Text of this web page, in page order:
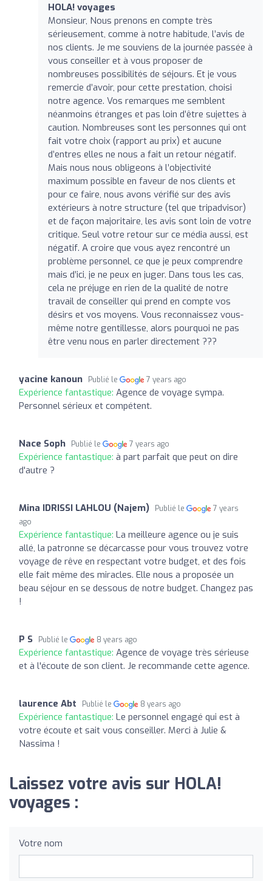
HOLA! voyages
Monsieur, Nous prenons en compte très
sérieusement, comme à notre habitude, l’avis de
nos clients. Je me souviens de la journée passée à
vous conseiller et à vous proposer de
nombreuses possibilités de séjours. Et je vous
remercie d’avoir, pour cette prestation, choisi
notre agence. Vos remarques me semblent
néanmoins étranges et pas loin d’être sujettes à
caution. Nombreuses sont les personnes qui ont
fait votre choix (rapport au prix) et aucune
d’entres elles ne nous a fait un retour négatif.
Mais nous nous obligeons à l’objectivité
maximum possible en faveur de nos clients et
pour ce faire, nous avons vérifié sur des avis
extérieurs à notre structure (tel que tripadvisor)
et de façon majoritaire, les avis sont loin de votre
critique. Seul votre retour sur ce média aussi, est
négatif. A croire que vous ayez rencontré un
problème personnel, ce que je peux comprendre
mais d’ici, je ne peux en juger. Dans tous les cas,
cela ne préjuge en rien de la qualité de notre
travail de conseiller qui prend en compte vos
désirs et vos moyens. Vous reconnaissez vous-
même notre gentillesse, alors pourquoi ne pas
être venu nous en parler directement ???
yacine kanoun Publié le 7 years ago
Expérience fantastique: Agence de voyage sympa.
Personnel sérieux et compétent.
Nace Soph Publié le 7 years ago
Expérience fantastique: à part parfait que peut on dire
d'autre ?
Mina IDRISSI LAHLOU (Najem) Publié le
7 years
ago
Expérience fantastique: La meilleure agence ou je suis
allé, la patronne se décarcasse pour vous trouvez votre
voyage de rêve en respectant votre budget, et des fois
elle fait même des miracles. Elle nous a proposée un
beau séjour en se dessous de notre budget. Changez pas
!
P S Publié le 8 years ago
Expérience fantastique: Agence de voyage très sérieuse
et à l'écoute de son client. Je recommande cette agence.
laurence Abt Publié le 8 years ago
Expérience fantastique: Le personnel engagé qui est à
votre écoute et sait vous conseiller. Merci à Julie &
Nassima !
Laissez votre avis sur HOLA!
voyages :
Votre nom